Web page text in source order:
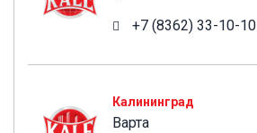
+7 (8362) 33-10-10
Калининград
Варта